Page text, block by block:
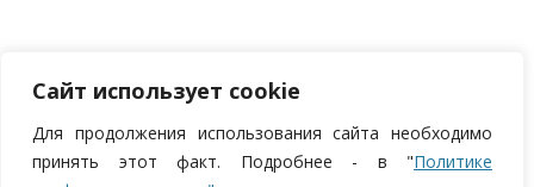
Сайт использует cookie
Для продолжения использования сайта необходимо
принять этот факт. Подробнее - в "Политике
ИП Курпан Николай Андреевич, ОГРНИП 320784700252372, ИНН
783901005049